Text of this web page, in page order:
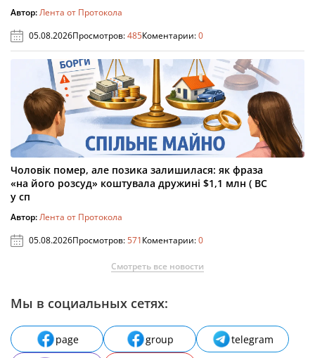
Автор:Лента от Протокола
05.08.2026Просмотров:485Коментарии:0
Чоловік помер, але позика залишилася: як фраза
«на його розсуд» коштувала дружині $1,1 млн ( ВС
у сп
Автор:Лента от Протокола
05.08.2026Просмотров:571Коментарии:0
Смотреть все новости
Мы в социальных сетях:
page group
telegram